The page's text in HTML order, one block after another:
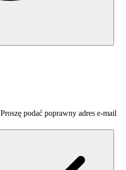
Proszę podać poprawny adres e-mail